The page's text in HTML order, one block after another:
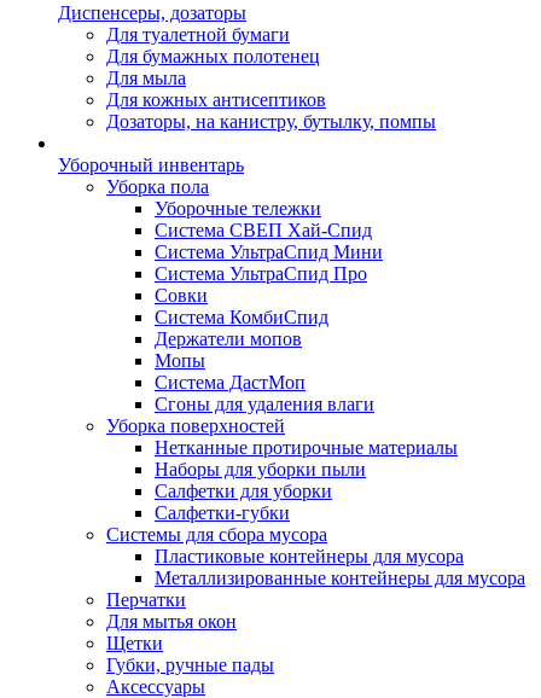
Диспенсеры, дозаторы
Для туалетной бумаги
Для бумажных полотенец
Для мыла
Для кожных антисептиков
Дозаторы, на канистру, бутылку, помпы
Уборочный инвентарь
Уборка пола
Уборочные тележки
Система СВЕП Хай-Спид
Система УльтраСпид Мини
Система УльтраСпид Про
Совки
Система КомбиСпид
Держатели мопов
Мопы
Система ДастМоп
Сгоны для удаления влаги
Уборка поверхностей
Нетканные протирочные материалы
Наборы для уборки пыли
Салфетки для уборки
Салфетки-губки
Системы для сбора мусора
Пластиковые контейнеры для мусора
Металлизированные контейнеры для мусора
Перчатки
Для мытья окон
Щетки
Губки, ручные пады
Аксессуары